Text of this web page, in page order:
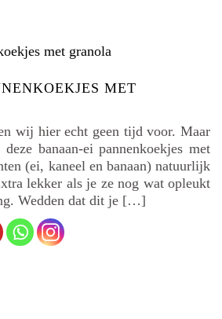
MET
wij hier echt geen tijd voor. Maar
banaan-ei pannenkoekjes met
(ei, kaneel en banaan) natuurlijk
lekker als je ze nog wat opleukt
Wedden dat dit je […]